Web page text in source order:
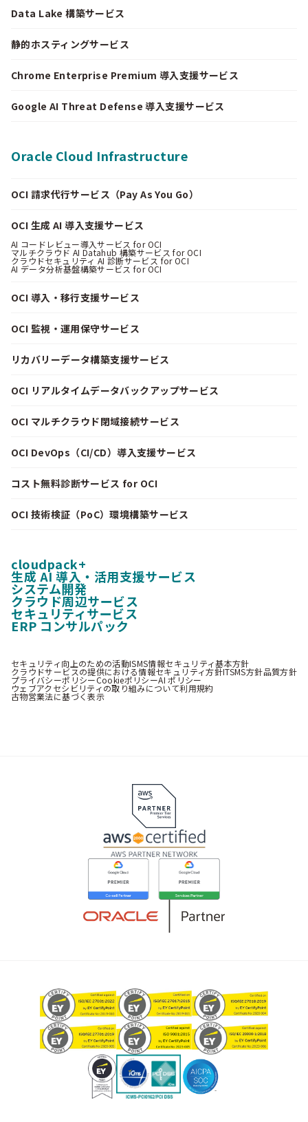
Data Lake 構築サービス
静的ホスティングサービス
Chrome Enterprise Premium 導入支援サービス
Google AI Threat Defense 導入支援サービス
Oracle Cloud Infrastructure
OCI 請求代行サービス（Pay As You Go）
OCI 生成 AI 導入支援サービス
AI コードレビュー導入サービス for OCI
マルチクラウド AI Datahub 構築サービス for OCI
クラウドセキュリティ AI 診断サービス for OCI
AI データ分析基盤構築サービス for OCI
OCI 導入・移行支援サービス
OCI 監視・運用保守サービス
リカバリーデータ構築支援サービス
OCI リアルタイムデータバックアップサービス
OCI マルチクラウド閉域接続サービス
OCI DevOps（CI/CD）導入支援サービス
コスト無料診断サービス for OCI
OCI 技術検証（PoC）環境構築サービス
cloudpack+
生成 AI 導入・活用支援サービス
システム開発
クラウド周辺サービス
セキュリティサービス
ERP コンサルパック
セキュリティ向上のための活動ISMS情報セキュリティ基本方針
クラウドサービスの提供における情報セキュリティ方針ITSMS方針品質方針
プライバシーポリシーCookieポリシーAI ポリシー
ウェブアクセシビリティの取り組みについて利用規約
古物営業法に基づく表示